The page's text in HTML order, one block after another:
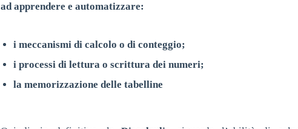
ad apprendere e automatizzare:
i meccanismi di calcolo o di conteggio;
i processi di lettura o scrittura dei numeri;
la memorizzazione delle tabelline